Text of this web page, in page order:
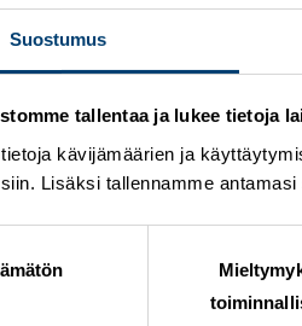
Suostumus
tallentaa ja lukee tietoja
kävijämäärien ja
Lisäksi tallennamme
Suomen